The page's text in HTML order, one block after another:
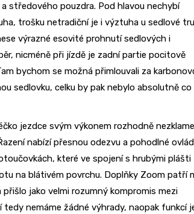
středového pouzdra. Pod hlavou nechybí
trošku netradiční je i výztuha u sedlové
výrazné esovité prohnutí sedlových i
nicméně při jízdě je zadní partie pocitově
bychom se možná přimlouvali za
sedlovku, celku by pak nebylo absolutně co
jezdce svým výkonem rozhodně
nabízí přesnou odezvu a pohodlné
které ve spojení s hrubými plášti
na blátivém povrchu. Doplňky Zoom patří
jako velmi rozumný kompromis mezi
nemáme žádné výhrady, naopak funkcí